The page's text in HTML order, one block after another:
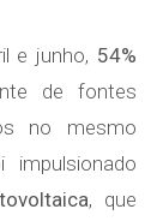
e junho, 54%
de fontes
no mesmo
, que